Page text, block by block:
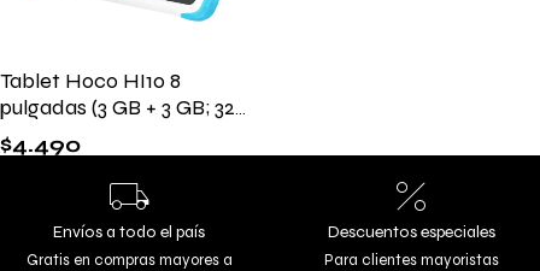
Tablet Hoco HI10 8
pulgadas (3 GB + 3 GB; 32
GB)
$4.490
Envíos a todo el país
Gratis en compras mayores a
Descuentos especiales
Para clientes mayoristas